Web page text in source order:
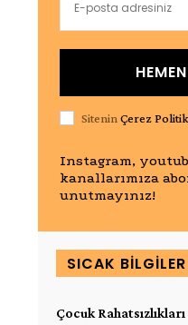
Sitenin Çerez
Instagram,
kanallarımıza
unutmayınız!
SICAK BILGILER
Çocuk Rahatsızlıkları